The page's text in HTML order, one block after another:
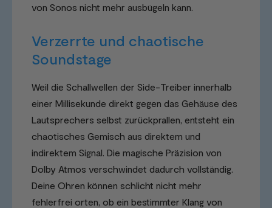
von Sonos nicht mehr ausbügeln kann.
Verzerrte und chaotische
Soundstage
Weil die Schallwellen der Side-Treiber innerhalb
einer Millisekunde direkt gegen das Gehäuse des
Lautsprechers selbst zurückprallen, entsteht ein
chaotisches Gemisch aus direktem und
indirektem Signal. Die magische Präzision von
Dolby Atmos verschwindet dadurch vollständig.
Deine Ohren können schlicht nicht mehr
fehlerfrei orten, ob ein bestimmter Klang von